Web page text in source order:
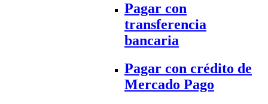
Pagar con
transferencia
bancaria
Pagar con crédito de
Mercado Pago